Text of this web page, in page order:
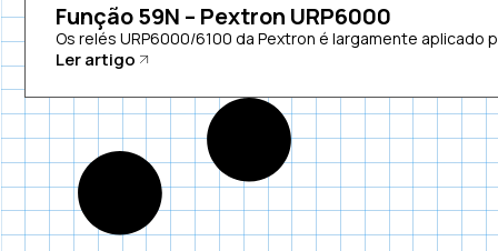
Função 59N – Pextron URP6000
Os relés URP6000/6100 da Pextron é largamente aplicado
Ler artigo